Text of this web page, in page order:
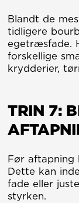
Blandt de
tidligere
egetræsfade.
forskellige
krydderier,
TRIN 7:
Før aftapning
Dette kan
fade eller
styrken.